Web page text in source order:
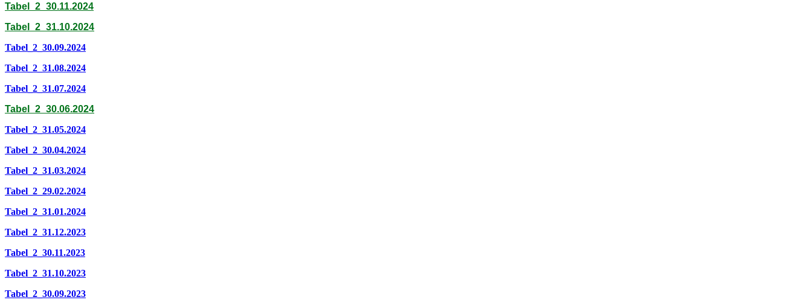
Tabel_2_30.11.2024
Tabel_2_31.10.2024
Tabel_2_30.09.2024
Tabel_2_31.08.2024
Tabel_2_31.07.2024
Tabel_2_30.06.2024
Tabel_2_31.05.2024
Tabel_2_30.04.2024
Tabel_2_31.03.2024
Tabel_2_29.02.2024
Tabel_2_31.01.2024
Tabel_2_31.12.2023
Tabel_2_30.11.2023
Tabel_2_31.10.2023
Tabel_2_30.09.2023